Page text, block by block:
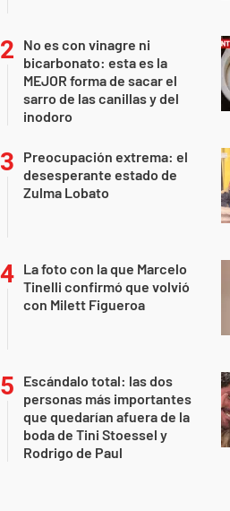
No es con vinagre ni
bicarbonato: esta es la
MEJOR forma de sacar el
sarro de las canillas y del
inodoro
Preocupación extrema: el
desesperante estado de
Zulma Lobato
La foto con la que Marcelo
Tinelli confirmó que volvió
con Milett Figueroa
Escándalo total: las dos
personas más importantes
que quedarían afuera de la
boda de Tini Stoessel y
Rodrigo de Paul